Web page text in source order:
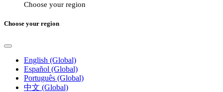
Choose your region
Choose your region
English (Global)
Español (Global)
Português (Global)
中文 (Global)